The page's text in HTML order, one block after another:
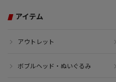
アイテム
アウトレット
ボブルヘッド・ぬいぐるみ